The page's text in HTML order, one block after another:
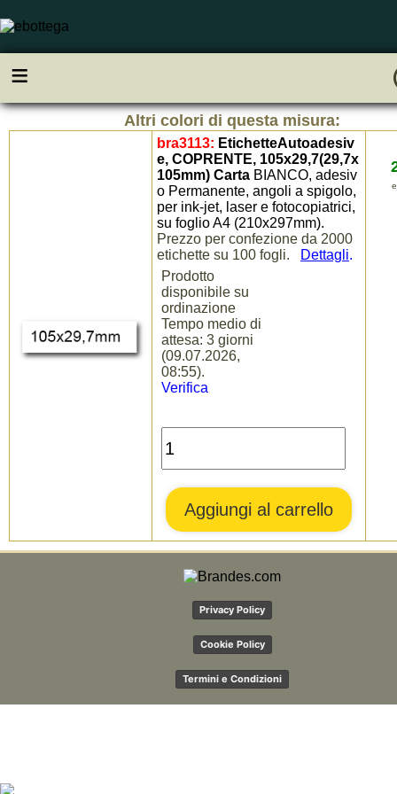
≡
Altri colori di questa misura:
bra3113: EtichetteAutoadesiv
e, COPRENTE, 105x29,7(29,7x
105mm) Carta BIANCO, adesiv
o Permanente, angoli a spigolo,
per ink-jet, laser e fotocopiatrici,
su foglio A4 (210x297mm).
Prezzo per confezione da 2000
etichette su 100 fogli.
Dettagli.
Prodotto
disponibile su
ordinazione
Tempo medio di
attesa: 3 giorni
(09.07.2026,
08:55).
Verifica
Privacy Policy
Cookie Policy
Termini e Condizioni